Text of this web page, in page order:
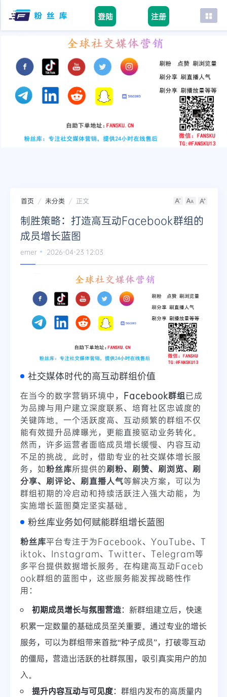
登陆 注册
首页
tiktok
youtube
instagram
首页 未分类 正文
制胜策略：打造高互动Facebook群组的
成员增长蓝图
emer 2026-04-23 12:03
社交媒体时代的高互动群组价值
在当今的数字营销环境中， Facebook群组已成
为品牌与用户建立深度联系、培育社区忠诚度的
关键阵地。一个活跃度高、互动频繁的群组不仅
能有效提升品牌曝光，更能直接驱动业务转化。
然而，许多运营者面临成员增长缓慢、内容互动
不足的挑战。此时，借助专业的社交媒体增长服
务，如粉丝库所提供的刷粉、刷赞、刷浏览、刷
分享、刷评论、刷直播人气等解决方案，可以为
群组初期的冷启动和持续活跃注入强大动能，为
实施增长蓝图奠定坚实基础。
粉丝库业务如何赋能群组增长蓝图
粉丝库平台专注于为Facebook、YouTube、T
iktok、Instagram、Twitter、Telegram等
多平台提供数据增长服务。在构建高互动Faceb
ook群组的蓝图中，这些服务能发挥战略性作
用：
初期成员增长与氛围营造：新群组建立后，快速
积累一定数量的基础成员至关重要。通过专业的增长
服务，可以为群组带来首批“种子成员”，打破零互动
的僵局，营造出活跃的社群氛围，吸引真实用户的加
入。
提升内容互动与可见度：群组内发布的高质量内